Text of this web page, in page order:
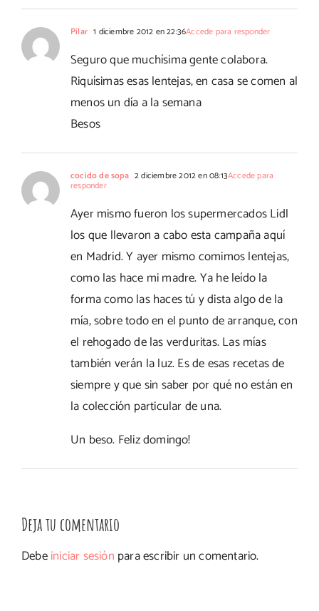
Pilar 1 diciembre 2012 en 22:36Accede para responder
Seguro que muchísima gente colabora.
Riquísimas esas lentejas, en casa se comen al
menos un día a la semana
Besos
cocido de sopa 2 diciembre 2012 en 08:13Accede para
responder
Ayer mismo fueron los supermercados Lidl
los que llevaron a cabo esta campaña aquí
en Madrid. Y ayer mismo comimos lentejas,
como las hace mi madre. Ya he leído la
forma como las haces tú y dista algo de la
mía, sobre todo en el punto de arranque, con
el rehogado de las verduritas. Las mías
también verán la luz. Es de esas recetas de
siempre y que sin saber por qué no están en
la colección particular de una.
Un beso. Feliz domingo!
Deja tu comentario
Debeiniciar sesión para escribir un comentario.